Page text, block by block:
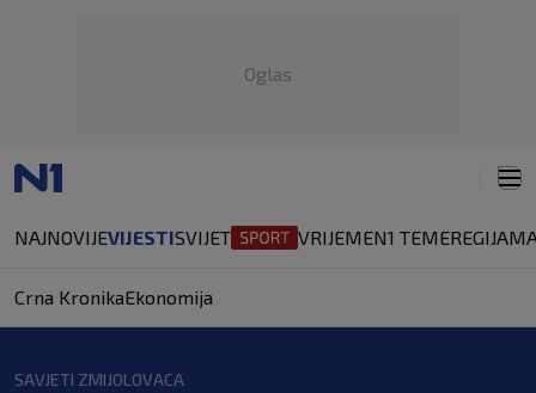
Oglas
NAJNOVIJEVIJESTISVIJET VRIJEMEN1 TEMEREGIJA
Crna KronikaEkonomija
SAVJETI ZMIJOLOVACA